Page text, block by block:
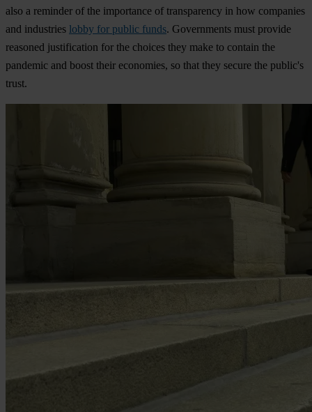
also a reminder of the importance of transparency in how companies
and industries lobby for public funds. Governments must provide
reasoned justification for the choices they make to contain the
pandemic and boost their economies, so that they secure the public's
trust.